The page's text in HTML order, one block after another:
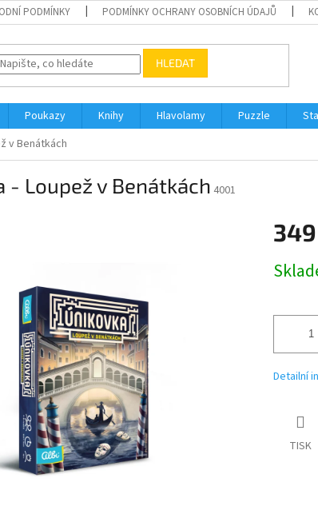
PODMÍNKY PODMÍNKY OCHRANY OSOBNÍCH ÚDAJŮ
HLEDAT
Poukazy Knihy Hlavolamy Puzzle
v Benátkách
- Loupež v Benátkách 4001
cena:
Detailní
TISK